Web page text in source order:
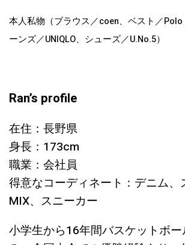
本人私物（ブラウス／coen、ベスト／Polo
ーンズ／UNIQLO、シューズ／U.No.5）
Ran’s profile
在住：長野県
身長：173cm
職業：会社員
得意なコーディネート：デニム、
MIX、スニーカー
小学生から16年間バスケットボ